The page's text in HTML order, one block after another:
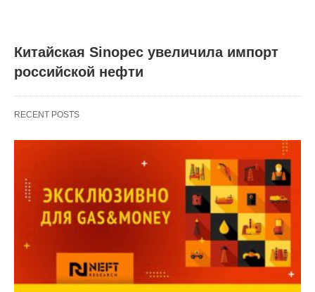
Китайская Sinopec увеличила импорт
российской нефти
RECENT POSTS